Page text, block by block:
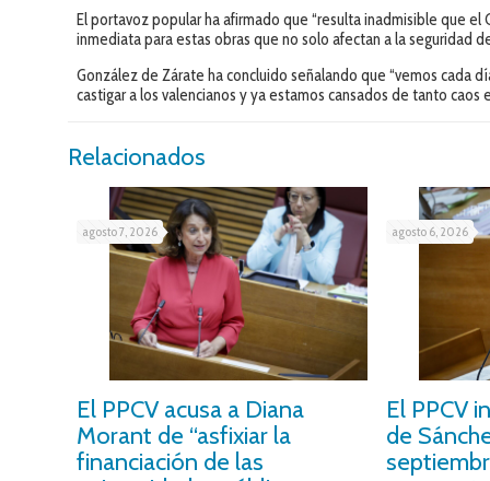
El portavoz popular ha afirmado que “resulta inadmisible que
inmediata para estas obras que no solo afectan a la seguridad
González de Zárate ha concluido señalando que “vemos cada
castigar a los valencianos y ya estamos cansados de tanto caos
Relacionados
agosto 7, 2026
El PPCV acusa a Diana
Morant de “asfixiar la
financiación de las
agosto 6, 2026
El PPCV
de